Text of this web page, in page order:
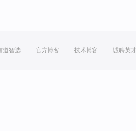
道智选 官方博客 技术博客 诚聘英才